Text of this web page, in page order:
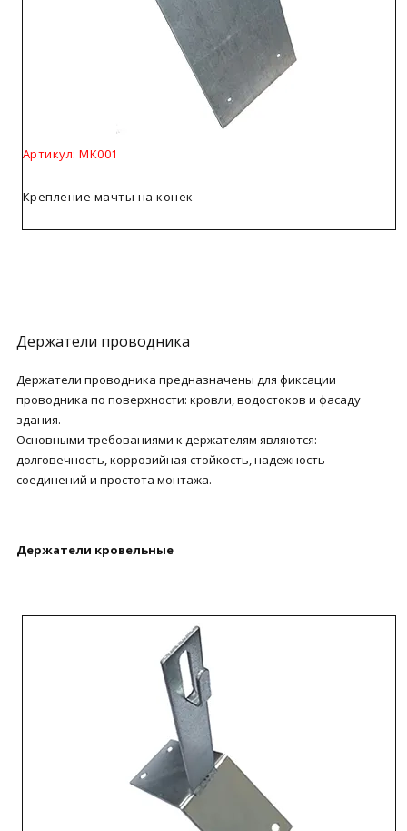
Артикул: МК001
Крепление мачты на конек
Держатели проводника
Держатели проводника предназначены для фиксации
проводника по поверхности: кровли, водостоков и фасаду
здания.
Основными требованиями к держателям являются:
долговечность, коррозийная стойкость, надежность
соединений и простота монтажа.
Держатели кровельные